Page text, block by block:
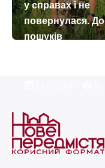
у справах і не
повернулася. До
пошуків